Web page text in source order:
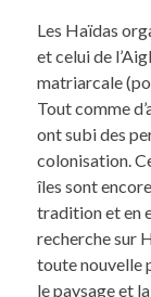
Les Haïdas
et celui de
matriarcale
Tout comme
ont subi des
colonisation.
îles sont
tradition et en
recherche sur
toute nouvelle
le paysage et